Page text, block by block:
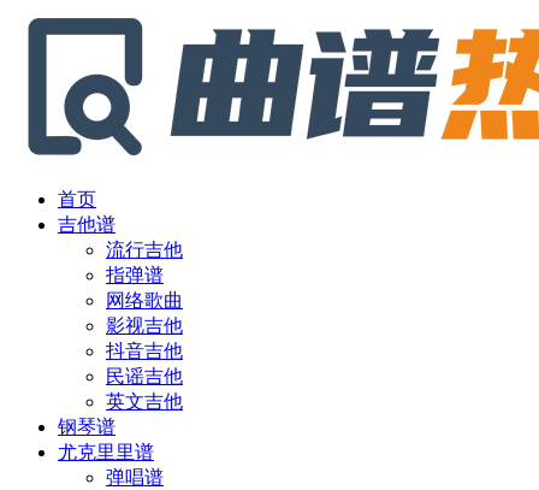
首页
吉他谱
流行吉他
指弹谱
网络歌曲
影视吉他
抖音吉他
民谣吉他
英文吉他
钢琴谱
尤克里里谱
弹唱谱